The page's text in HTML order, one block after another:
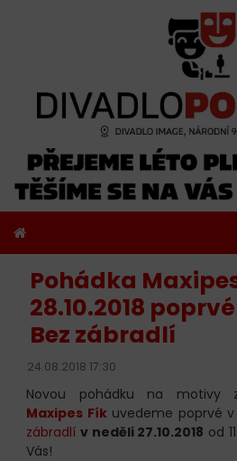
Pohádka
28.10.2018
Bez zábradlí
24.08.2018 17:30
Novou pohádku na motivy
Maxipes Fíkuvedeme poprvé v
zábradlí v neděli 27.10.2018 od
Vás!